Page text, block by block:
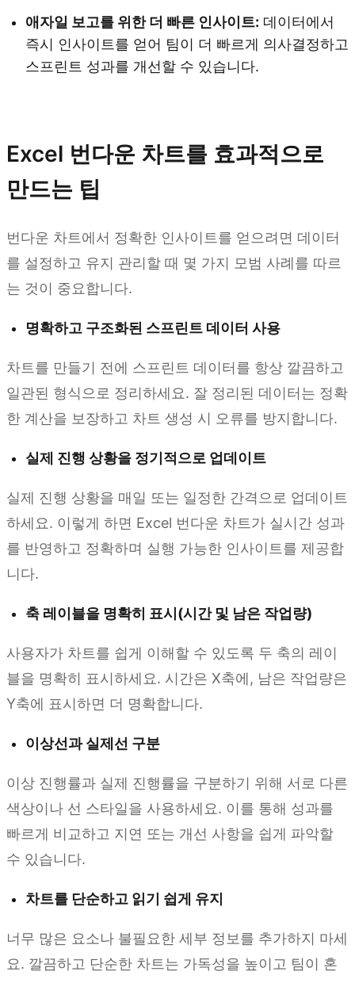
애자일 보고를 위한 더 빠른 인사이트: 데이터에서
즉시 인사이트를 얻어 팀이 더 빠르게 의사결정하고
스프린트 성과를 개선할 수 있습니다.
Excel 번다운 차트를 효과적으로
만드는 팁
번다운 차트에서 정확한 인사이트를 얻으려면 데이터
를 설정하고 유지 관리할 때 몇 가지 모범 사례를 따르
는 것이 중요합니다.
명확하고 구조화된 스프린트 데이터 사용
차트를 만들기 전에 스프린트 데이터를 항상 깔끔하고
일관된 형식으로 정리하세요. 잘 정리된 데이터는 정확
한 계산을 보장하고 차트 생성 시 오류를 방지합니다.
실제 진행 상황을 정기적으로 업데이트
실제 진행 상황을 매일 또는 일정한 간격으로 업데이트
하세요. 이렇게 하면 Excel 번다운 차트가 실시간 성과
를 반영하고 정확하며 실행 가능한 인사이트를 제공합
니다.
축 레이블을 명확히 표시(시간 및 남은 작업량)
사용자가 차트를 쉽게 이해할 수 있도록 두 축의 레이
블을 명확히 표시하세요. 시간은 X축에, 남은 작업량은
Y축에 표시하면 더 명확합니다.
이상선과 실제선 구분
이상 진행률과 실제 진행률을 구분하기 위해 서로 다른
색상이나 선 스타일을 사용하세요. 이를 통해 성과를
빠르게 비교하고 지연 또는 개선 사항을 쉽게 파악할
수 있습니다.
차트를 단순하고 읽기 쉽게 유지
너무 많은 요소나 불필요한 세부 정보를 추가하지 마세
요. 깔끔하고 단순한 차트는 가독성을 높이고 팀이 혼